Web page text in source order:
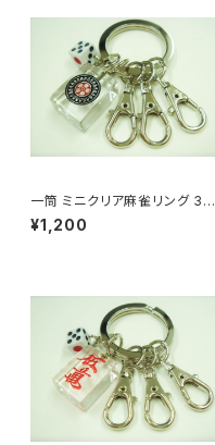
一筒 ミニクリア麻雀リング 3連
キーホルダー
¥1,200